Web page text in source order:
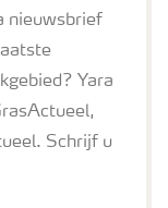
nieuwsbrief
Yara
Schrijf u